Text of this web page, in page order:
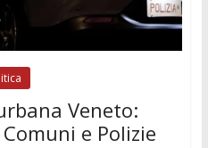
Veneto:
e Polizie